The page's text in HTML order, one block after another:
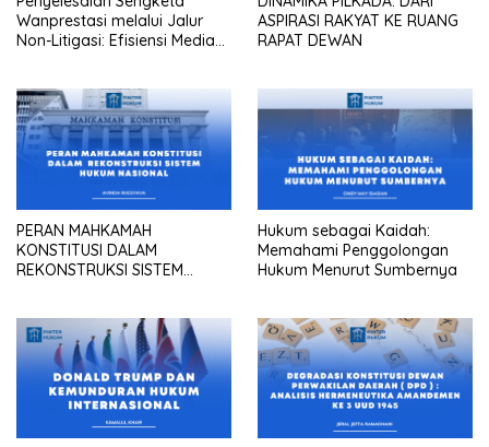
Wanprestasi melalui Jalur
Non-Litigasi: Efisiensi Mediasi
ASPIRASI RAKYAT KE RUANG
RAPAT DEWAN
PERAN MAHKAMAH
KONSTITUSI DALAM
REKONSTRUKSI SISTEM
Hukum sebagai Kaidah:
Memahami Penggolongan
Hukum Menurut Sumbernya